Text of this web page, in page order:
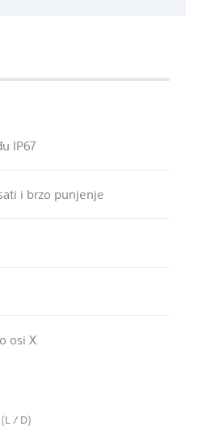
IP67
i brzo punjenje
osi X
/ D)